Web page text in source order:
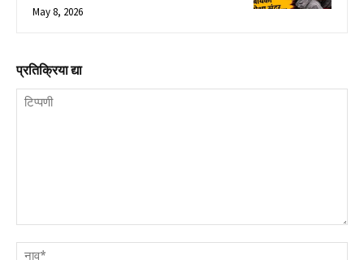
May 8, 2026
प्रतिक्रिया द्या